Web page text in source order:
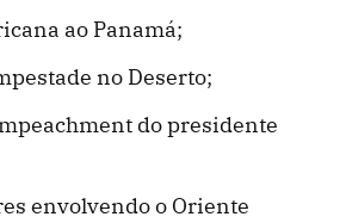
ao Panamá;
no Deserto;
do presidente
envolvendo o Oriente